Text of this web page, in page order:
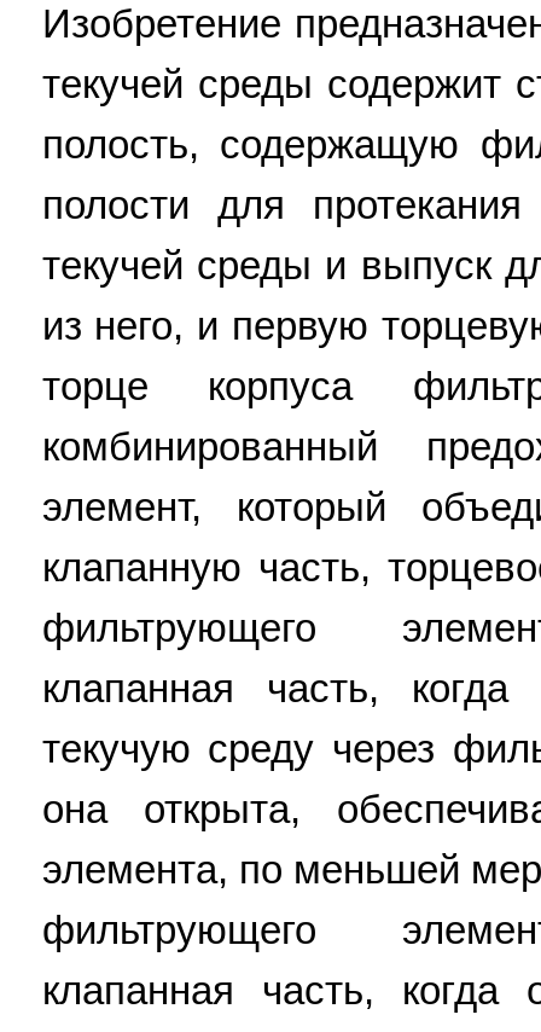
Изобретение
текучей среды содержит
полость, содержащую
полости для
текучей среды и выпуск
из него, и первую
торце корпуса
комбинированный
элемент, который
клапанную часть,
фильтрующего
клапанная часть,
текучую среду через
она открыта,
элемента, по меньшей
фильтрующего
клапанная часть, когда